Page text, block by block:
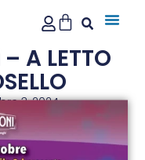
A LETTO
3, 2024